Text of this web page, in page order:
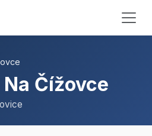
Čížovce